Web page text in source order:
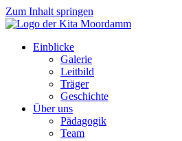
Zum Inhalt springen
Einblicke
Galerie
Leitbild
Träger
Geschichte
Über uns
Pädagogik
Team